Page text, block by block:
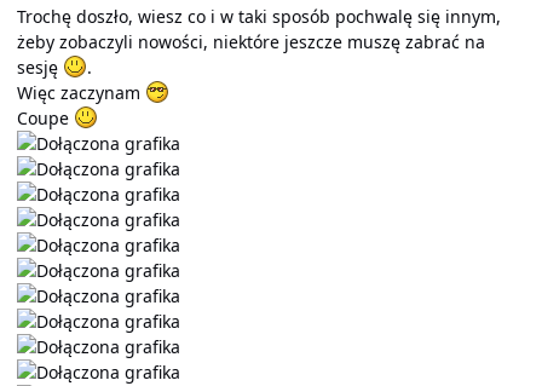
Trochę doszło, wiesz co i w taki sposób pochwalę się innym,
żeby zobaczyli nowości, niektóre jeszcze muszę zabrać na
sesję
.
Więc zaczynam
Coupe